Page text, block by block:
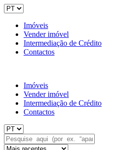
Imóveis
Vender imóvel
Intermediação de Crédito
Contactos
Imóveis
Vender imóvel
Intermediação de Crédito
Contactos